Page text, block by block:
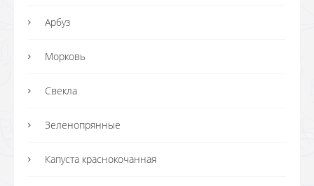
Арбуз
Морковь
Свекла
Зеленопрянные
Капуста краснокочанная